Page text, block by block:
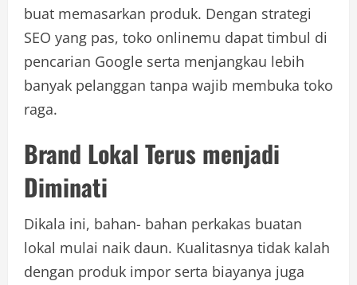
buat memasarkan produk. Dengan strategi
SEO yang pas, toko onlinemu dapat timbul di
pencarian Google serta menjangkau lebih
banyak pelanggan tanpa wajib membuka toko
raga.
Brand Lokal Terus menjadi
Diminati
Dikala ini, bahan- bahan perkakas buatan
lokal mulai naik daun. Kualitasnya tidak kalah
dengan produk impor serta biayanya juga